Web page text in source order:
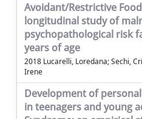
Avoidant/Restrictive
longitudinal study of
psychopathological risk
years of age
2018 Lucarelli, Loredana; Sechi,
Irene
Development of
in teenagers and young